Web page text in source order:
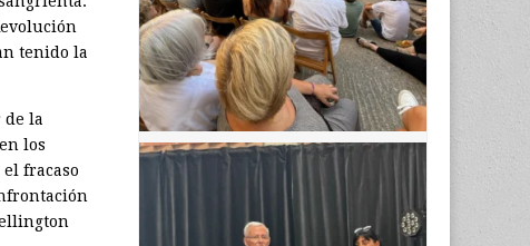
tenido la
de la
los
fracaso